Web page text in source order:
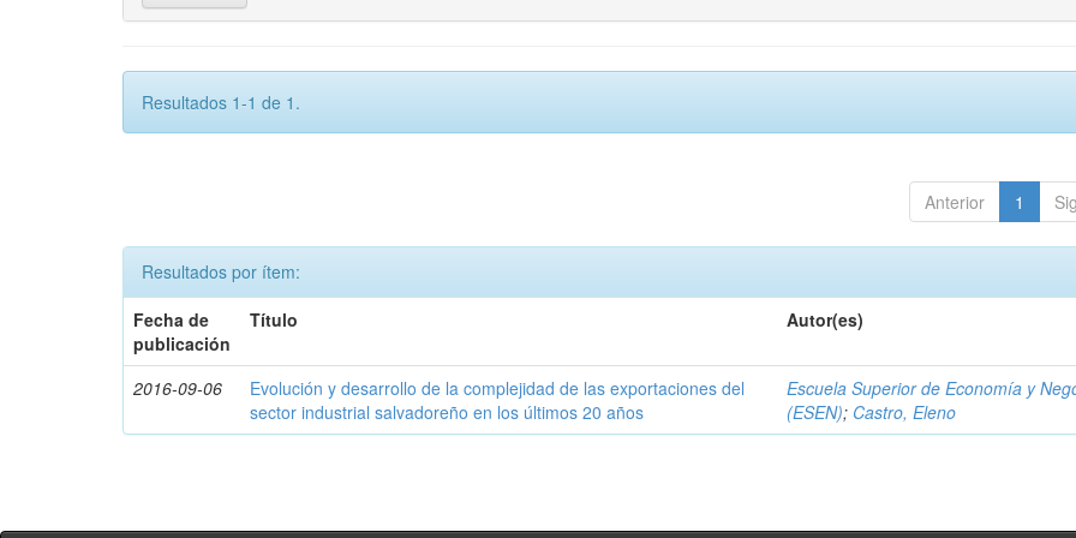
Resultados 1-1 de 1.
Anterior 1
Resultados por ítem:
Fecha de
publicación
Título Autor(es)
2016-09-06
Evolución y desarrollo de la complejidad de las exportaciones del
sector industrial salvadoreño en los últimos 20 años
Escuela Superior de Economía y
(ESEN); Castro, Eleno